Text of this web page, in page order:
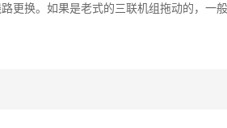
更换。如果是老式的三联机组拖动的，一